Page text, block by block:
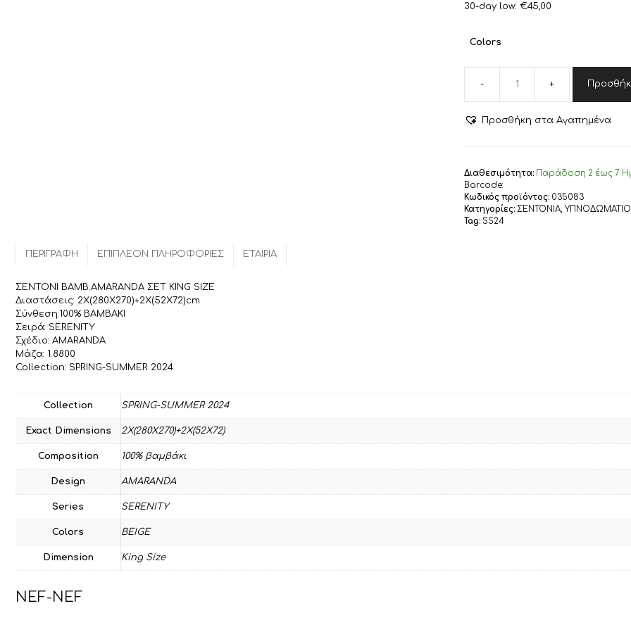
30-day low: €45,00
Colors
NEF
ΣΕΤ
AMARANDA,
100%
ΒΑΜΒΑΚΙ
ποσότητα
Προσθήκη στα Αγαπημένα
Διαθεσιμότητα: Παράδoση 2 έως 7
Barcode:
Κωδικός προϊόντος: 035083
Κατηγορίες: ΣΕΝΤΟΝΙΑ, ΥΠΝΟΔΩΜΑΤΙΟ
Tag: SS24
ΠΕΡΙΓΡΑΦΉ ΕΠΙΠΛΈΟΝ ΠΛΗΡΟΦΟΡΊΕΣ ΕΤΑΙΡΊΑ
ΣΕΝΤΟΝΙ ΒΑΜΒ.AMARANDA ΣΕΤ KING SIZE
Διαστάσεις: 2Χ(280Χ270)+2Χ(52Χ72)cm
Σύνθεση:100% ΒΑΜΒΑΚΙ
Σειρά: SERENITY
Σχέδιο: AMARANDA
Μάζα: 1.8800
Collection: SPRING-SUMMER 2024
Collection SPRING-SUMMER 2024
Exact Dimensions 2Χ(280Χ270)+2Χ(52Χ72)
Composition 100% βαμβάκι
Design AMARANDA
Series SERENITY
Colors BEIGE
Dimension King Size
NEF-NEF